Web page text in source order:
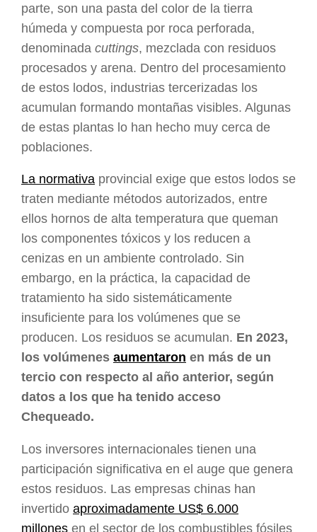
parte, son una pasta del color de la tierra
húmeda y compuesta por roca perforada,
denominada cuttings, mezclada con residuos
procesados y arena. Dentro del procesamiento
de estos lodos, industrias tercerizadas los
acumulan formando montañas visibles. Algunas
de estas plantas lo han hecho muy cerca de
poblaciones.
La normativa provincial exige que estos lodos se
traten mediante métodos autorizados, entre
ellos hornos de alta temperatura que queman
los componentes tóxicos y los reducen a
cenizas en un ambiente controlado. Sin
embargo, en la práctica, la capacidad de
tratamiento ha sido sistemáticamente
insuficiente para los volúmenes que se
producen. Los residuos se acumulan. En 2023,
los volúmenes aumentaron en más de un
tercio con respecto al año anterior, según
datos a los que ha tenido acceso
Chequeado.
Los inversores internacionales tienen una
participación significativa en el auge que genera
estos residuos. Las empresas chinas han
invertido aproximadamente US$ 6.000
millones en el sector de los combustibles fósiles